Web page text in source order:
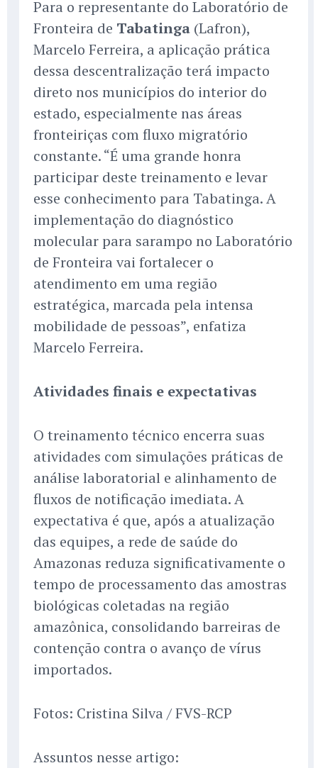
Para o representante do Laboratório de
Fronteira de Tabatinga (Lafron),
Marcelo Ferreira, a aplicação prática
dessa descentralização terá impacto
direto nos municípios do interior do
estado, especialmente nas áreas
fronteiriças com fluxo migratório
constante. “É uma grande honra
participar deste treinamento e levar
esse conhecimento para Tabatinga. A
implementação do diagnóstico
molecular para sarampo no Laboratório
de Fronteira vai fortalecer o
atendimento em uma região
estratégica, marcada pela intensa
mobilidade de pessoas”, enfatiza
Marcelo Ferreira.
Atividades finais e expectativas
O treinamento técnico encerra suas
atividades com simulações práticas de
análise laboratorial e alinhamento de
fluxos de notificação imediata. A
expectativa é que, após a atualização
das equipes, a rede de saúde do
Amazonas reduza significativamente o
tempo de processamento das amostras
biológicas coletadas na região
amazônica, consolidando barreiras de
contenção contra o avanço de vírus
importados.
Fotos: Cristina Silva / FVS-RCP
Assuntos nesse artigo: